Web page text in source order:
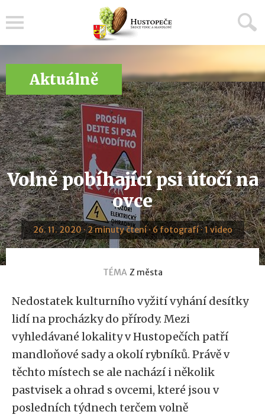
Aktuálně
Volně pobíhající psi útočí na
ovce
26. 11. 2020 · 2 minuty čtení · 6 fotografí · 1 video
TÉMA Z města
Nedostatek kulturního vyžití vyhání desítky
lidí na procházky do přírody. Mezi
vyhledávané lokality v Hustopečích patří
mandloňové sady a okolí rybníků. Právě v
těchto místech se ale nachází i několik
pastvisek a ohrad s ovcemi, které jsou v
posledních týdnech terčem volně